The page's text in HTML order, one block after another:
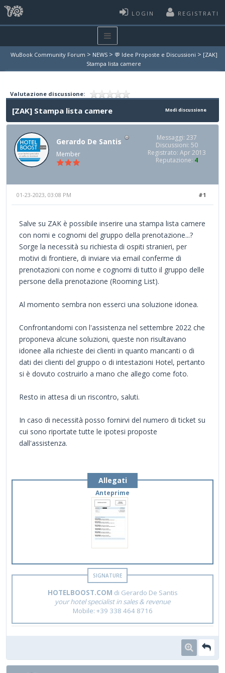
LOGIN REGISTRATI
WuBook Community Forum > NEWS > 💬 Idee Proposte e Discussioni > [ZAK]
Stampa lista camere
Valutazione discussione:
Modi discussione
[ZAK] Stampa lista camere
Gerardo De Santis
Member
Messaggi: 237
Discussioni: 50
Registrato: Apr 2013
Reputazione: 4
#1
01-23-2023, 03:08 PM
Salve su ZAK è possibile inserire una stampa lista camere
con nomi e cognomi del gruppo della prenotazione...?
Sorge la necessità su richiesta di ospiti stranieri, per
motivi di frontiere, di inviare via email conferme di
prenotazioni con nome e cognomi di tutto il gruppo delle
persone della prenotazione (Rooming List).
Al momento sembra non esserci una soluzione idonea.
Confrontandomi con l'assistenza nel settembre 2022 che
proponeva alcune soluzioni, queste non risultavano
idonee alla richieste dei clienti in quanto mancanti o di
dati dei clienti del gruppo o di intestazioni Hotel, pertanto
si è dovuto costruirlo a mano che allego come foto.
Resto in attesa di un riscontro, saluti.
In caso di necessità posso fornirvi del numero di ticket su
cui sono riportate tutte le ipotesi proposte
dall'assistenza.
Allegati
Anteprime
HOTELBOOST.COM di Gerardo De Santis
your hotel specialist in sales & revenue
Mobile: +39 338 464 8716